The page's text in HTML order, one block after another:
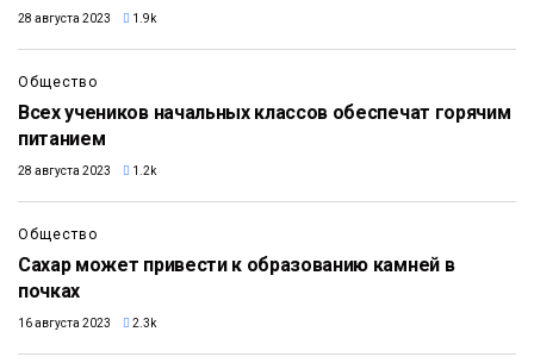
28 августа 2023 1.9k
Общество
Всех учеников начальных классов обеспечат горячим
питанием
28 августа 2023 1.2k
Общество
Сахар может привести к образованию камней в
почках
16 августа 2023 2.3k